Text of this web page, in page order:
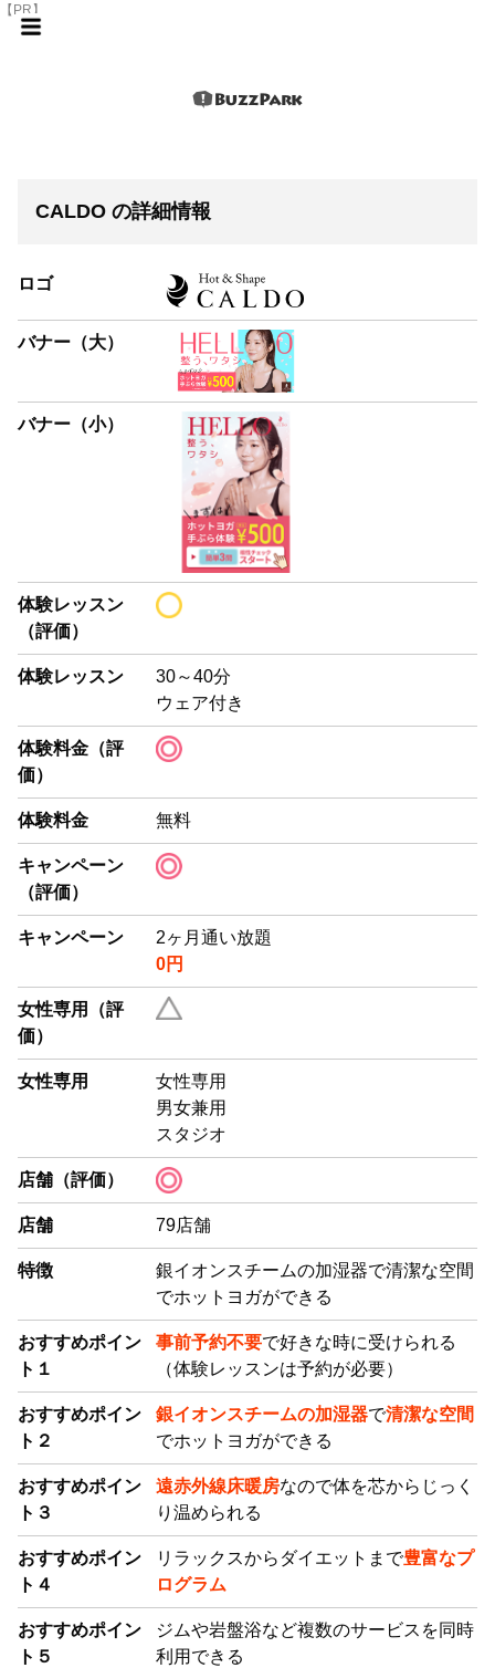
【PR】
CALDO の詳細情報
ロゴ
バナー（大）
バナー（小）
体験レッスン
（評価）
体験レッスン
30～40分
ウェア付き
体験料金（評
価）
体験料金 無料
キャンペーン
（評価）
キャンペーン
2ヶ月通い放題
0円
女性専用（評
価）
女性専用
女性専用
男女兼用
スタジオ
店舗（評価）
店舗 79店舗
特徴
銀イオンスチームの加湿器で清潔な空間
でホットヨガができる
おすすめポイン
ト１
事前予約不要で好きな時に受けられる
（体験レッスンは予約が必要）
おすすめポイン
ト２
銀イオンスチームの加湿器で清潔な空間
でホットヨガができる
おすすめポイン
ト３
遠赤外線床暖房なので体を芯からじっく
り温められる
おすすめポイン
ト４
リラックスからダイエットまで豊富なプ
ログラム
おすすめポイン
ト５
ジムや岩盤浴など複数のサービスを同時
利用できる